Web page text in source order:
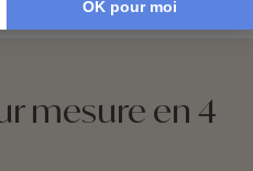
mesure en 4